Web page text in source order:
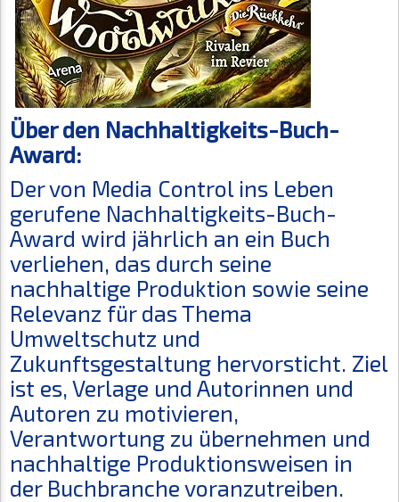
Über den Nachhaltigkeits-Buch-
Award:
Der von Media Control ins Leben
gerufene Nachhaltigkeits-Buch-
Award wird jährlich an ein Buch
verliehen, das durch seine
nachhaltige Produktion sowie seine
Relevanz für das Thema
Umweltschutz und
Zukunftsgestaltung hervorsticht. Ziel
ist es, Verlage und Autorinnen und
Autoren zu motivieren,
Verantwortung zu übernehmen und
nachhaltige Produktionsweisen in
der Buchbranche voranzutreiben.